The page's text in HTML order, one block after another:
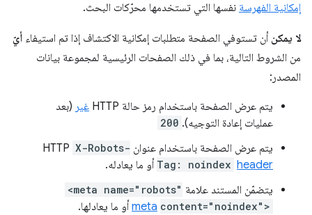
إمكانية الفهرسة نفسها التي تستخدمها محرّكات البحث.
لا يمكن أن تستوفي الصفحة متطلبات إمكانية الاكتشاف إذا تم استيفاء أيّ
من الشروط التالية، بما في ذلك الصفحات الرئيسية لمجموعة بيانات
المصدر:
يتم عرض الصفحة باستخدام رمز حالة HTTP غير (بعد
عمليات إعادة التوجيه). 200
يتم عرض الصفحة باستخدام عنوان HTTP X-Robots-
Tag: noindex header
أو ما يعادله.
يتضمّن المستند علامة <meta name="robots"
content="noindex">
meta أو ما يعادلها.